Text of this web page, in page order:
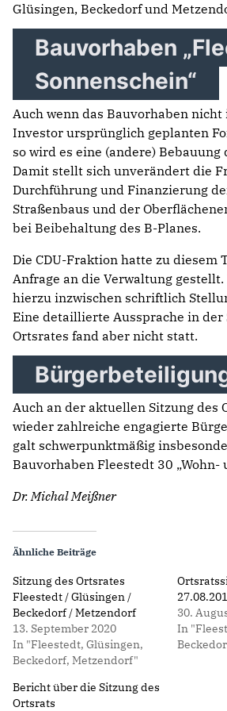
Glüsingen, Beckedorf und
Bauvorhaben
Sonnenschein“
Auch wenn das Bauvorhaben
Investor ursprünglich geplanten
so wird es eine (andere) Bebauung
Damit stellt sich unverändert die
Durchführung und Finanzierung
Straßenbaus und der
bei Beibehaltung des B-Planes.
Die CDU-Fraktion hatte zu diesem
Anfrage an die Verwaltung
hierzu inzwischen schriftlich
Eine detaillierte Aussprache in der
Ortsrates fand aber nicht statt.
Auch an der aktuellen Sitzung des
wieder zahlreiche engagierte
galt schwerpunktmäßig
Bauvorhaben Fleestedt 30 „Wohn-
Dr. Michal Meißner
Ähnliche Beiträge
Sitzung des Ortsrates
Fleestedt / Glüsingen /
Beckedorf / Metzendorf
13. September 2020
In "Fleestedt, Glüsingen,
Beckedorf, Metzendorf"
30.
In
Bericht über die Sitzung des
Ortsrats